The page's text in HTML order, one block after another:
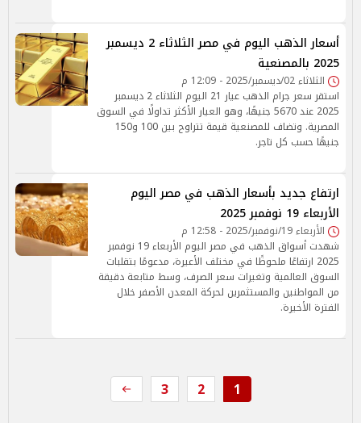
أسعار الذهب اليوم في مصر الثلاثاء 2 ديسمبر
2025 بالمصنعية
الثلاثاء 02/ديسمبر/2025 - 12:09 م
استقر سعر جرام الذهب عيار 21 اليوم الثلاثاء 2 ديسمبر
2025 عند 5670 جنيهًا، وهو العيار الأكثر تداولًا في السوق
المصرية. وتضاف للمصنعية قيمة تتراوح بين 100 و150
جنيهًا حسب كل تاجر.
ارتفاع جديد بأسعار الذهب في مصر اليوم
الأربعاء 19 نوفمبر 2025
الأربعاء 19/نوفمبر/2025 - 12:58 م
شهدت أسواق الذهب في مصر اليوم الأربعاء 19 نوفمبر
2025 ارتفاعًا ملحوظًا في مختلف الأعيرة، مدعومًا بتقلبات
السوق العالمية وتغيرات سعر الصرف، وسط متابعة دقيقة
من المواطنين والمستثمرين لحركة المعدن الأصفر خلال
الفترة الأخيرة.
1
2
3